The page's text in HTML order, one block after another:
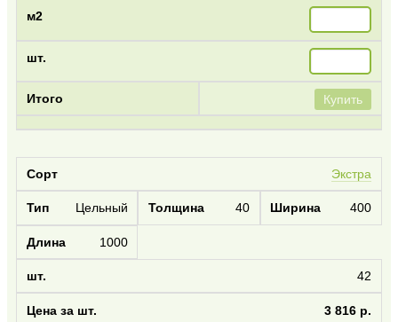
Купить
Экстра
Цельный 40 400
1000
42
3 816 р.